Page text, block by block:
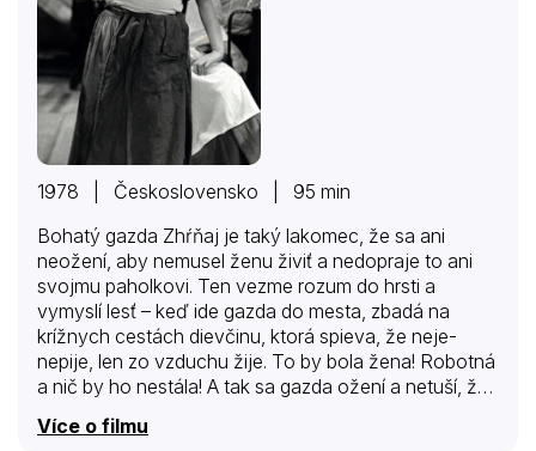
1978 | Československo | 95 min
Bohatý gazda Zhŕňaj je taký lakomec, že sa ani
neožení, aby nemusel ženu živiť a nedopraje to ani
svojmu paholkovi. Ten vezme rozum do hrsti a
vymyslí lesť – keď ide gazda do mesta, zbadá na
krížnych cestách dievčinu, ktorá spieva, že neje-
nepije, len zo vzduchu žije. To by bola žena! Robotná
a nič by ho nestála! A tak sa gazda ožení a netuší, že
so sestrou svojho paholka, ktorá sa živí tak, ako
všetci ostatní. Len keď sa mu zazdá, že uňho akoby
Více o filmu